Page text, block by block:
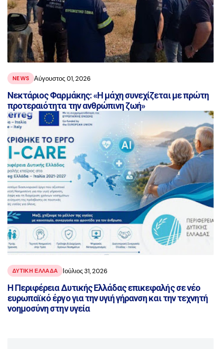
NEWS Αύγουστος 01, 2026
Νεκτάριος Φαρμάκης: «Η μάχη συνεχίζεται με πρώτη
προτεραιότητα την ανθρώπινη ζωή»
ΔΥΤΙΚΗ ΕΛΛΑΔΑ Ιούλιος 31, 2026
Η Περιφέρεια Δυτικής Ελλάδας επικεφαλής σε νέο
ευρωπαϊκό έργο για την υγιή γήρανση και την τεχνητή
νοημοσύνη στην υγεία